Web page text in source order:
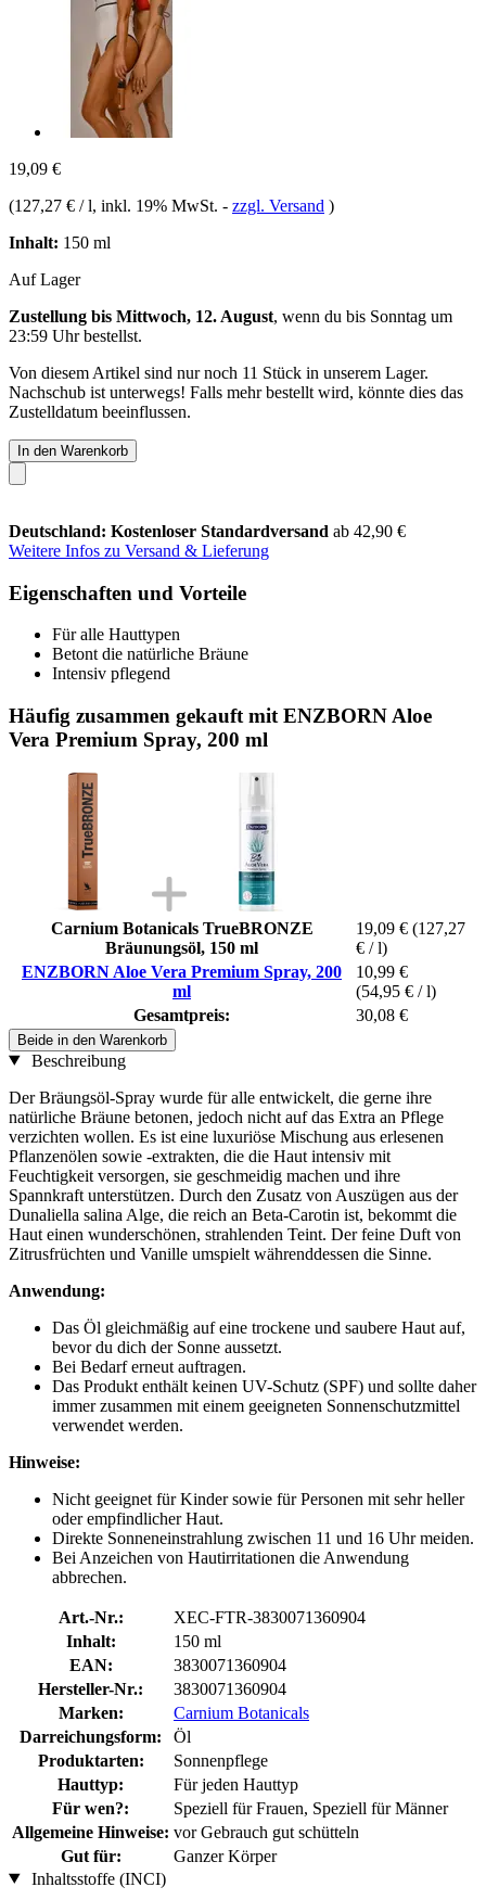
19,09 €
(127,27 € / l, inkl. 19% MwSt. - zzgl. Versand )
Inhalt: 150 ml
Auf Lager
Zustellung bis Mittwoch, 12. August, wenn du bis Sonntag um
23:59 Uhrbestellst.
Von diesem Artikel sind nur noch 11 Stück in unserem Lager.
Nachschub ist unterwegs! Falls mehr bestellt wird, könnte dies das
Zustelldatum beeinflussen.
In den Warenkorb
Deutschland: Kostenloser Standardversand ab 42,90 €
Weitere Infos zu Versand & Lieferung
Eigenschaften und Vorteile
Für alle Hauttypen
Betont die natürliche Bräune
Intensiv pflegend
Häufig zusammen gekauft mit ENZBORN Aloe
Vera Premium Spray, 200 ml
Carnium Botanicals TrueBRONZE
Bräunungsöl, 150 ml
19,09 € (127,27
€ / l)
ENZBORN Aloe Vera Premium Spray, 200
ml
10,99 €
(54,95 € / l)
Gesamtpreis:
30,08 €
Beide in den Warenkorb
Beschreibung
Der Bräungsöl-Spray wurde für alle entwickelt, die gerne ihre
natürliche Bräune betonen, jedoch nicht auf das Extra an Pflege
verzichten wollen. Es ist eine luxuriöse Mischung aus erlesenen
Pflanzenölen sowie -extrakten, die die Haut intensiv mit
Feuchtigkeit versorgen, sie geschmeidig machen und ihre
Spannkraft unterstützen. Durch den Zusatz von Auszügen aus der
Dunaliella salina Alge, die reich an Beta-Carotin ist, bekommt die
Haut einen wunderschönen, strahlenden Teint. Der feine Duft von
Zitrusfrüchten und Vanille umspielt währenddessen die Sinne.
Anwendung:
Das Öl gleichmäßig auf eine trockene und saubere Haut auf,
bevor du dich der Sonne aussetzt.
Bei Bedarf erneut auftragen.
Das Produkt enthält keinen UV-Schutz (SPF) und sollte daher
immer zusammen mit einem geeigneten Sonnenschutzmittel
verwendet werden.
Hinweise:
Nicht geeignet für Kinder sowie für Personen mit sehr heller
oder empfindlicher Haut.
Direkte Sonneneinstrahlung zwischen 11 und 16 Uhr meiden.
Bei Anzeichen von Hautirritationen die Anwendung
abbrechen.
Art.-Nr.:
XEC-FTR-3830071360904
Inhalt:
150 ml
EAN:
3830071360904
Hersteller-Nr.:
3830071360904
Marken:
Carnium Botanicals
Darreichungsform:
Öl
Produktarten:
Sonnenpflege
Hauttyp:
Für jeden Hauttyp
Für wen?:
Speziell für Frauen, Speziell für Männer
Allgemeine Hinweise: vor Gebrauch gut schütteln
Gut für:
Ganzer Körper
Inhaltsstoffe (INCI)